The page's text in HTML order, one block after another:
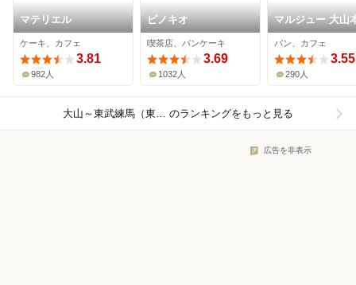
マテリエル
ケーキ、カフェ
3.81
982人
ピノキオ
喫茶店、パンケーキ
3.69
1032人
マルジュー 大山
パン、カフェ
3.55
290人
大山～東武練馬（東武東上線）×カフェ のランキングをもっと見る
広告を非表示